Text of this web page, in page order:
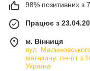
98% позитивних з
Працює з
м. Вінниця
вул.
магазину: пн-пт з
Україна